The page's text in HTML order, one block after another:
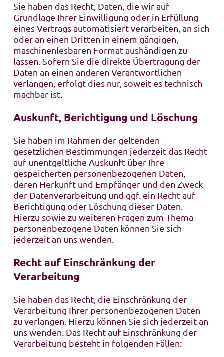
Sie haben das Recht, Daten, die wir auf
Grundlage Ihrer Einwilligung oder in Erfüllung
eines Vertrags automatisiert verarbeiten, an sich
oder an einen Dritten in einem gängigen,
maschinenlesbaren Format aushändigen zu
lassen. Sofern Sie die direkte Übertragung der
Daten an einen anderen Verantwortlichen
verlangen, erfolgt dies nur, soweit es technisch
machbar ist.
Auskunft, Berichtigung und Löschung
Sie haben im Rahmen der geltenden
gesetzlichen Bestimmungen jederzeit das Recht
auf unentgeltliche Auskunft über Ihre
gespeicherten personenbezogenen Daten,
deren Herkunft und Empfänger und den Zweck
der Datenverarbeitung und ggf. ein Recht auf
Berichtigung oder Löschung dieser Daten.
Hierzu sowie zu weiteren Fragen zum Thema
personenbezogene Daten können Sie sich
jederzeit an uns wenden.
Recht auf Einschränkung der
Verarbeitung
Sie haben das Recht, die Einschränkung der
Verarbeitung Ihrer personenbezogenen Daten
zu verlangen. Hierzu können Sie sich jederzeit an
uns wenden. Das Recht auf Einschränkung der
Verarbeitung besteht in folgenden Fällen: